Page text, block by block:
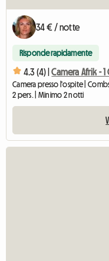
34 € / notte
Risponde rapidamente
4.3 (4) | Camera Afrik -
Camera presso l'ospite |
2 pers. | Minimo 2 notti